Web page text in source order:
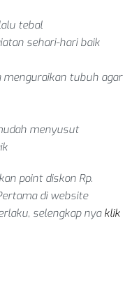
tebal
sehari-hari baik
menguraikan tubuh agar
menyusut
point diskon Rp.
di website
selengkap nya klik